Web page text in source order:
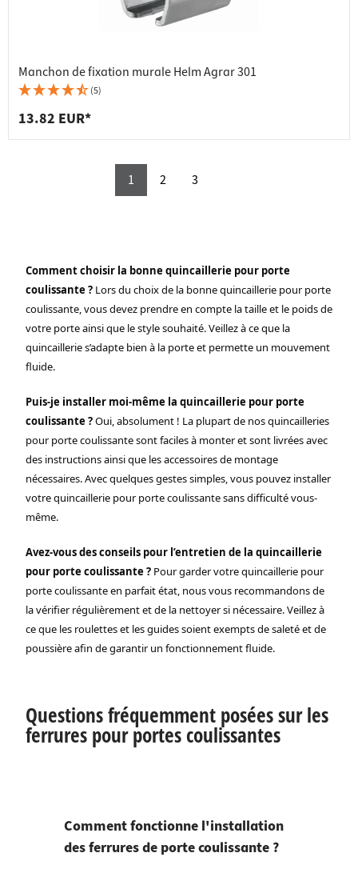
Manchon de fixation murale Helm Agrar 301
(5)
13.82 EUR*
1 2 3
Comment choisir la bonne quincaillerie pour porte
coulissante ? Lors du choix de la bonne quincaillerie pour porte
coulissante, vous devez prendre en compte la taille et le poids de
votre porte ainsi que le style souhaité. Veillez à ce que la
quincaillerie s’adapte bien à la porte et permette un mouvement
fluide.
Puis-je installer moi-même la quincaillerie pour porte
coulissante ?Oui, absolument ! La plupart de nos quincailleries
pour porte coulissante sont faciles à monter et sont livrées avec
des instructions ainsi que les accessoires de montage
nécessaires. Avec quelques gestes simples, vous pouvez installer
votre quincaillerie pour porte coulissante sans difficulté vous-
même.
Avez-vous des conseils pour l’entretien de la quincaillerie
pour porte coulissante ? Pour garder votre quincaillerie pour
porte coulissante en parfait état, nous vous recommandons de
la vérifier régulièrement et de la nettoyer si nécessaire. Veillez à
ce que les roulettes et les guides soient exempts de saleté et de
poussière afin de garantir un fonctionnement fluide.
Questions fréquemment posées sur les
ferrures pour portes coulissantes
Comment fonctionne l'installation
des ferrures de porte coulissante ?